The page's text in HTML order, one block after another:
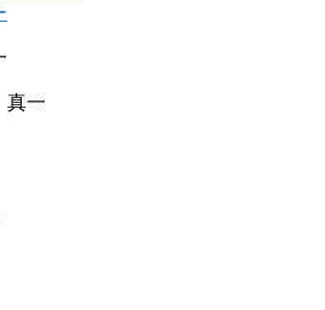
一